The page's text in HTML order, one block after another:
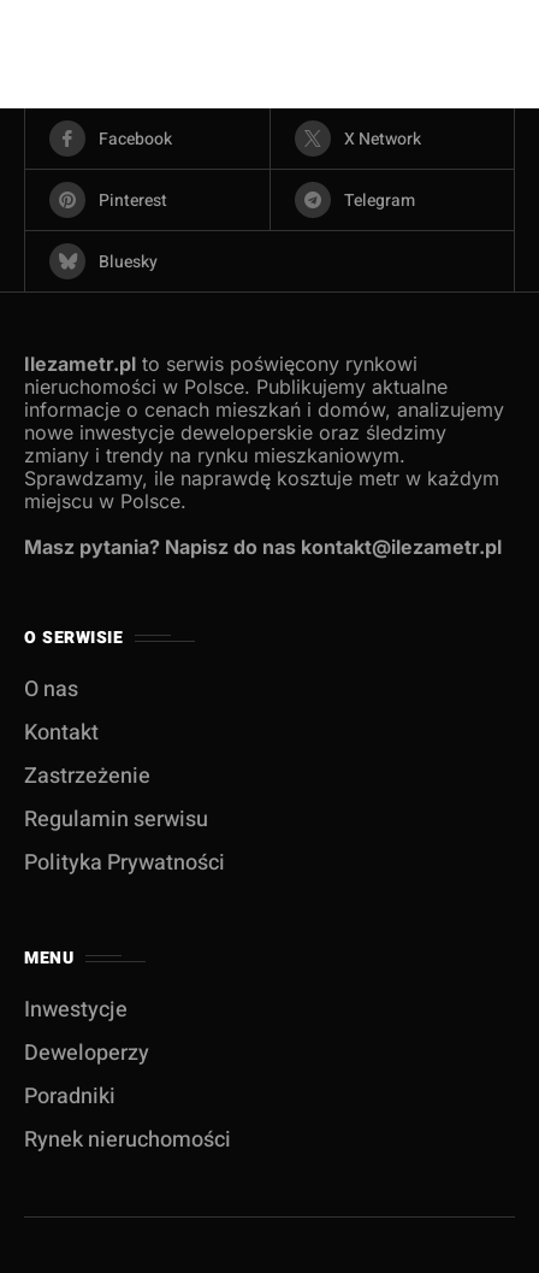
Facebook X Network
Pinterest Telegram
Bluesky
Ilezametr.pl to serwis poświęcony rynkowi
nieruchomości w Polsce. Publikujemy aktualne
informacje o cenach mieszkań i domów, analizujemy
nowe inwestycje deweloperskie oraz śledzimy
zmiany i trendy na rynku mieszkaniowym.
Sprawdzamy, ile naprawdę kosztuje metr w każdym
miejscu w Polsce.
Masz pytania? Napisz do nas kontakt@ilezametr.pl
O SERWISIE
O nas
Kontakt
Zastrzeżenie
Regulamin serwisu
Polityka Prywatności
MENU
Inwestycje
Deweloperzy
Poradniki
Rynek nieruchomości